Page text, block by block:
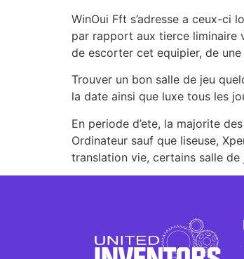
WinOui Fft s’adresse a ceux-
par rapport aux tierce liminaire
de escorter cet equipier, de
Trouver un bon salle de jeu
la date ainsi que luxe tous les
En periode d’ete, la majorite
Ordinateur sauf que liseuse,
translation vie, certains salle